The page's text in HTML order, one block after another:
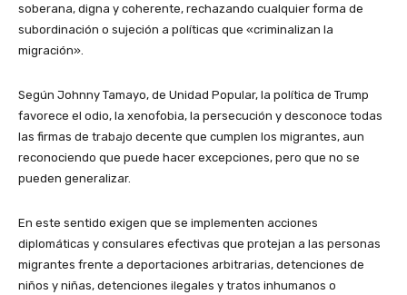
soberana, digna y coherente, rechazando cualquier forma de
subordinación o sujeción a políticas que «criminalizan la
migración».
Según Johnny Tamayo, de Unidad Popular, la política de Trump
favorece el odio, la xenofobia, la persecución y desconoce todas
las firmas de trabajo decente que cumplen los migrantes, aun
reconociendo que puede hacer excepciones, pero que no se
pueden generalizar.
En este sentido exigen que se implementen acciones
diplomáticas y consulares efectivas que protejan a las personas
migrantes frente a deportaciones arbitrarias, detenciones de
niños y niñas, detenciones ilegales y tratos inhumanos o